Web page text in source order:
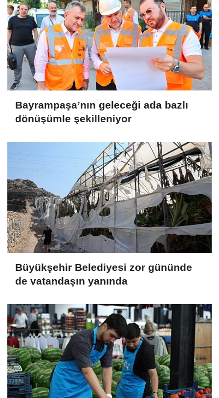
Bayrampaşa’nın geleceği ada bazlı
dönüşümle şekilleniyor
Büyükşehir Belediyesi zor gününde
de vatandaşın yanında